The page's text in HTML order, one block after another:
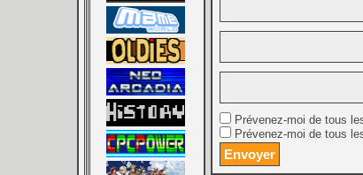
Prévenez-moi de tous
Prévenez-moi de tous